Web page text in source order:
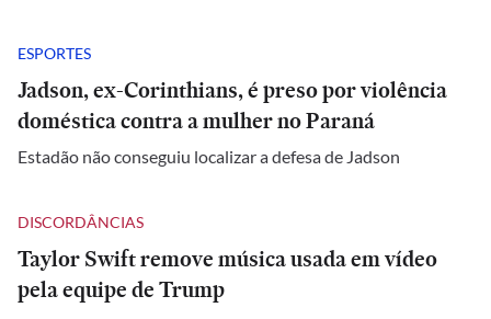
ESPORTES
Jadson, ex-Corinthians, é preso por violência
doméstica contra a mulher no Paraná
Estadão não conseguiu localizar a defesa de Jadson
DISCORDÂNCIAS
Taylor Swift remove música usada em vídeo
pela equipe de Trump